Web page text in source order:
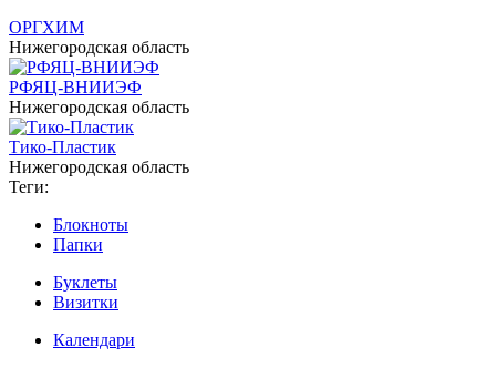
ОРГХИМ
Нижегородская область
РФЯЦ-ВНИИЭФ
Нижегородская область
Тико-Пластик
Нижегородская область
Теги:
Блокноты
Папки
Буклеты
Визитки
Календари